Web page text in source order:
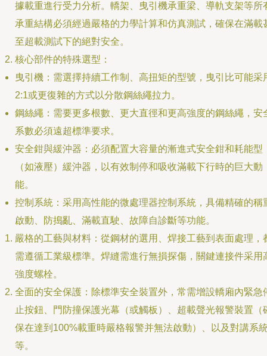
據載重進行受力分析。轎架、曳引機承重梁、導軌支架等所
承重結構必須經過嚴格的力學計算和仿真測試，確保在滿載
至超載測試下的絕對安全。
核心部件的特殊選型：
曳引機：需選擇持續工作制、高扭矩的型號，曳引比可能采
2:1或更復雜的方式以分散鋼絲繩拉力。
鋼絲繩：需要更多根數、更大直徑和更高強度的鋼絲繩，安
系數必須遠超標準要求。
安全鉗與緩沖器：必須配置大容量的漸進式安全鉗和耗能型
（如液壓）緩沖器，以有效制停和吸收滿載下行時的巨大動
能。
控制系統：采用高性能的微處理器控制系統，具備精確的稱
啟動、防搗亂、滿載直駛、故障自診斷等功能。
嚴格的工藝與材料：從鋼材的選用、焊接工藝到表面處理，
需遵循工業級標準。焊縫需進行無損探傷，關鍵連接件采用
強度螺栓。
全面的安全保護：除標準安全裝置外，常需增設轎廂內緊急
止按鈕、門防撞保護光幕（或觸板）、超載聲光報警裝置（
保在達到100%載重時嚴格報警并無法啟動）、以及對講系
等。